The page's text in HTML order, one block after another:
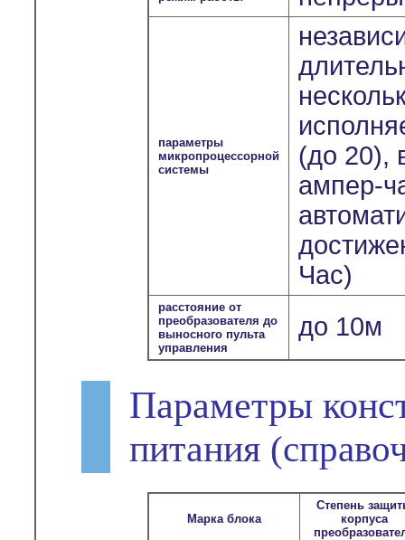
параметры
микропроцессорной
системы
(до 20),
ампер-
Час)
расстояние от
преобразователя до
выносного пульта
управления
до 10м
Параметры
питания
Марка блока
Степень
корпуса